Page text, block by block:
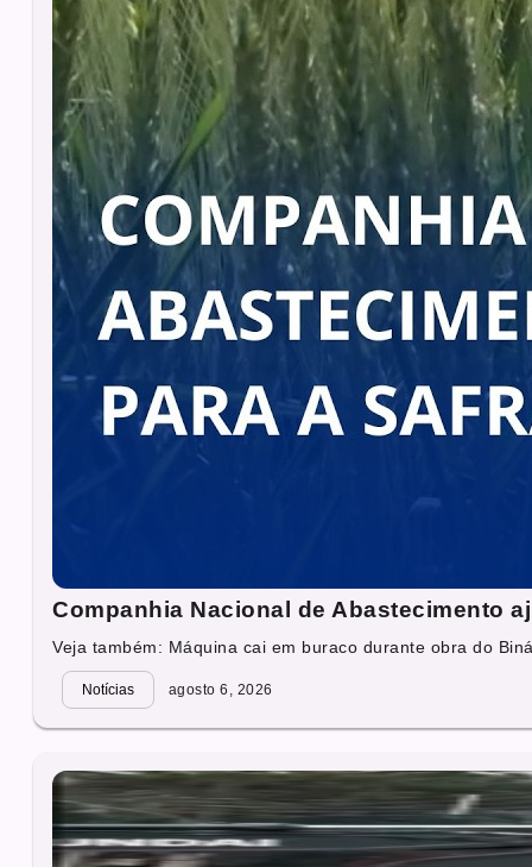
Companhia Nacional de Abastecimento
Veja também: Máquina cai em buraco durante obra do
Notícias agosto 6, 2026